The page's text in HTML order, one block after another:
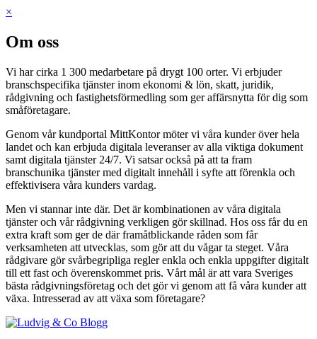
×
Om oss
Vi har cirka 1 300 medarbetare på drygt 100 orter. Vi erbjuder
branschspecifika tjänster inom ekonomi & lön, skatt, juridik,
rådgivning och fastighetsförmedling som ger affärsnytta för dig som
småföretagare.
Genom vår kundportal MittKontor möter vi våra kunder över hela
landet och kan erbjuda digitala leveranser av alla viktiga dokument
samt digitala tjänster 24/7. Vi satsar också på att ta fram
branschunika tjänster med digitalt innehåll i syfte att förenkla och
effektivisera våra kunders vardag.
Men vi stannar inte där. Det är kombinationen av våra digitala
tjänster och vår rådgivning verkligen gör skillnad. Hos oss får du en
extra kraft som ger de där framåtblickande råden som får
verksamheten att utvecklas, som gör att du vågar ta steget. Våra
rådgivare gör svårbegripliga regler enkla och enkla uppgifter digitalt
till ett fast och överenskommet pris. Vårt mål är att vara Sveriges
bästa rådgivningsföretag och det gör vi genom att få våra kunder att
växa. Intresserad av att växa som företagare?
Blogg